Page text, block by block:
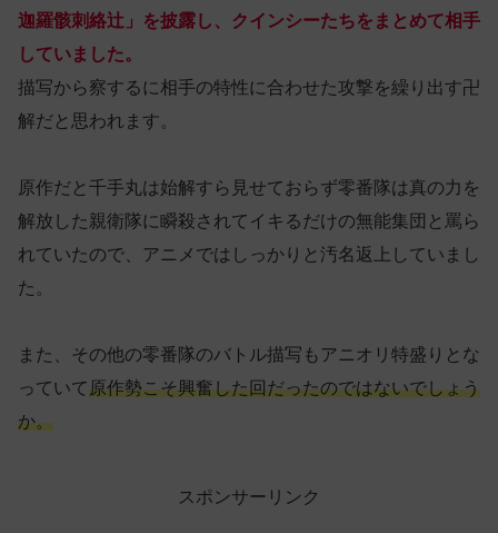
迦羅骸刺絡辻」を披露し、クインシーたちをまとめて相手
していました。
描写から察するに相手の特性に合わせた攻撃を繰り出す卍
解だと思われます。
原作だと千手丸は始解すら見せておらず零番隊は真の力を
解放した親衛隊に瞬殺されてイキるだけの無能集団と罵ら
れていたので、アニメではしっかりと汚名返上していまし
た。
また、その他の零番隊のバトル描写もアニオリ特盛りとな
っていて原作勢こそ興奮した回だったのではないでしょう
か。
スポンサーリンク